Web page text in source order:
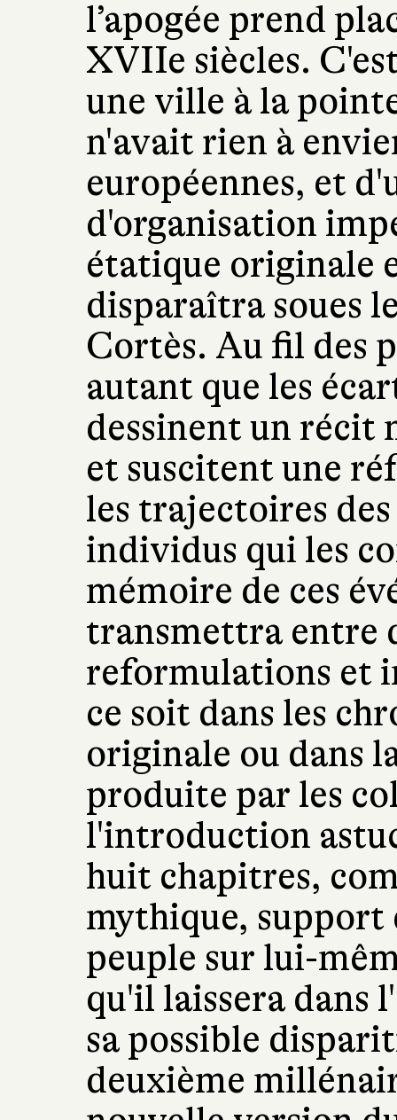
l’apogée prend
XVIIe siècles.
une ville à la
n'avait rien à
européennes, et
d'organisation
étatique originale
disparaîtra soues
Cortès. Au fil des
autant que les
dessinent un récit
et suscitent une
les trajectoires
individus qui les
mémoire de ces
transmettra entre
reformulations et
ce soit dans les
originale ou dans
produite par les
l'introduction
huit chapitres,
mythique,
peuple sur lui-
qu'il laissera dans
sa possible
deuxième